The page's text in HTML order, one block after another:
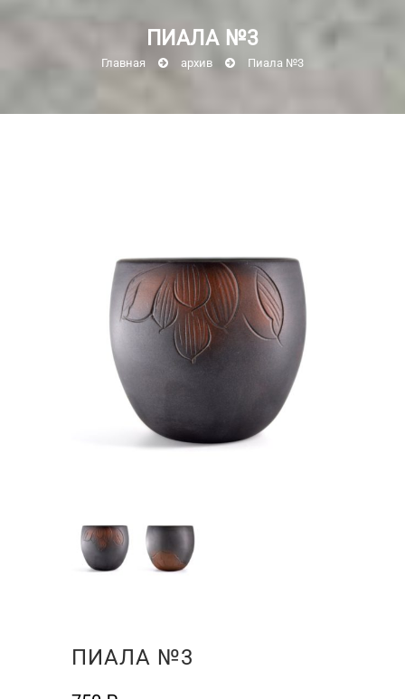
ПИАЛА №3
Главная архив Пиала №3
ПИАЛА №3